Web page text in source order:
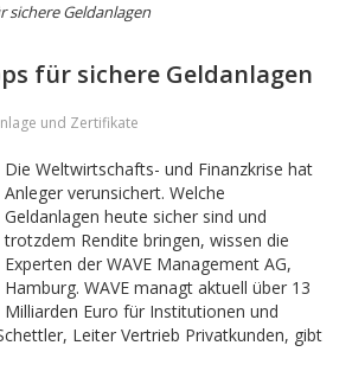
sichere Geldanlagen
für sichere Geldanlagen
und Zertifikate
Die Weltwirtschafts- und Finanzkrise hat
Anleger verunsichert. Welche
Geldanlagen heute sicher sind und
trotzdem Rendite bringen, wissen die
Experten der WAVE Management AG,
Hamburg. WAVE managt aktuell über 13
Milliarden Euro für Institutionen und
Leiter Vertrieb Privatkunden, gibt